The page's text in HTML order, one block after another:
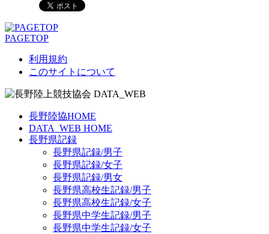
PAGETOP
利用規約
このサイトについて
長野陸協HOME
DATA_WEB HOME
長野県記録
長野県記録/男子
長野県記録/女子
長野県記録/男女
長野県高校生記録/男子
長野県高校生記録/女子
長野県中学生記録/男子
長野県中学生記録/女子